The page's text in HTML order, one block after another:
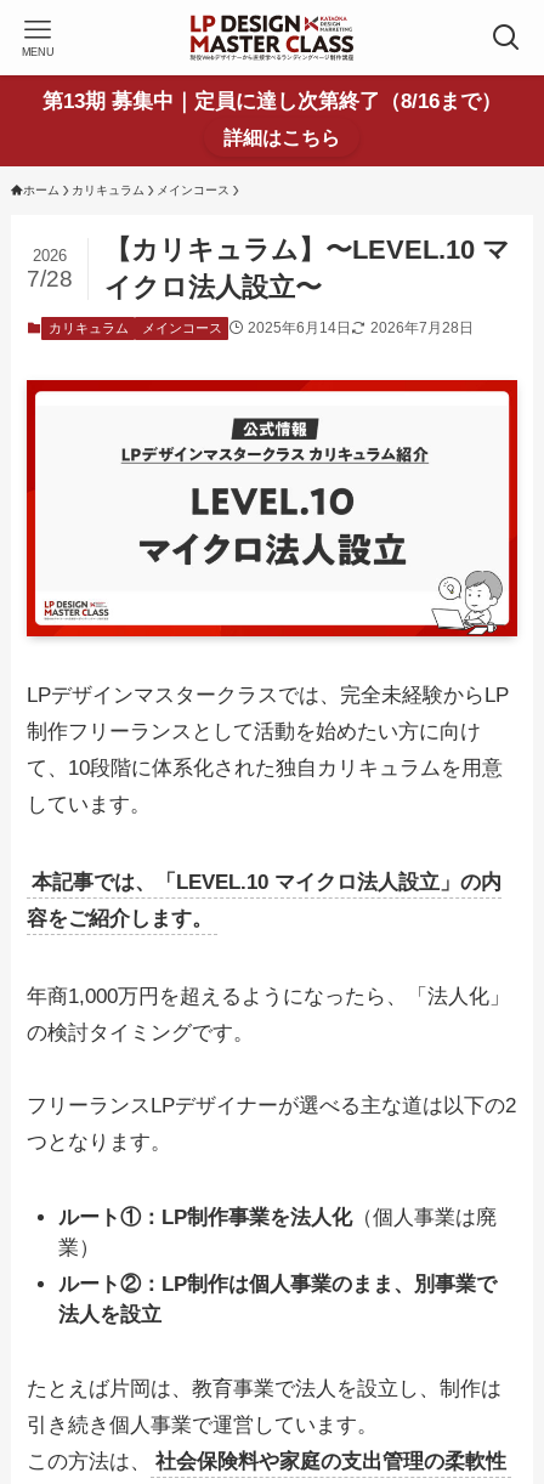
MENU
第13期 募集中｜定員に達し次第終了（8/16まで）
詳細はこちら
ホーム カリキュラム メインコース
【カリキュラム】〜LEVEL.10 マ
イクロ法人設立〜
2026
7/28
カリキュラム メインコース 2025年6月14日 2026年7月28日
LPデザインマスタークラスでは、完全未経験からLP
制作フリーランスとして活動を始めたい方に向け
て、10段階に体系化された独自カリキュラムを用意
しています。
本記事では、「LEVEL.10 マイクロ法人設立」の内
容をご紹介します。
年商1,000万円を超えるようになったら、「法人化」
の検討タイミングです。
フリーランスLPデザイナーが選べる主な道は以下の2
つとなります。
ルート①：LP制作事業を法人化（個人事業は廃
業）
ルート②：LP制作は個人事業のまま、別事業で
法人を設立
たとえば片岡は、教育事業で法人を設立し、制作は
引き続き個人事業で運営しています。
この方法は、
社会保険料や家庭の支出管理の柔軟性